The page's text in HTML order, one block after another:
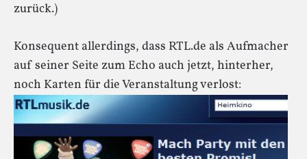
zurück.)
Konsequent allerdings, dass RTL.de als Aufmacher
auf seiner Seite zum Echo auch jetzt, hinterher,
noch Karten für die Veranstaltung verlost: